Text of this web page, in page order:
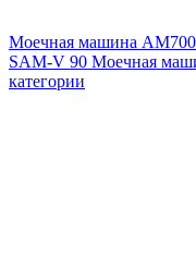
Моечная машина
SAM-V 90 Моечная
категории